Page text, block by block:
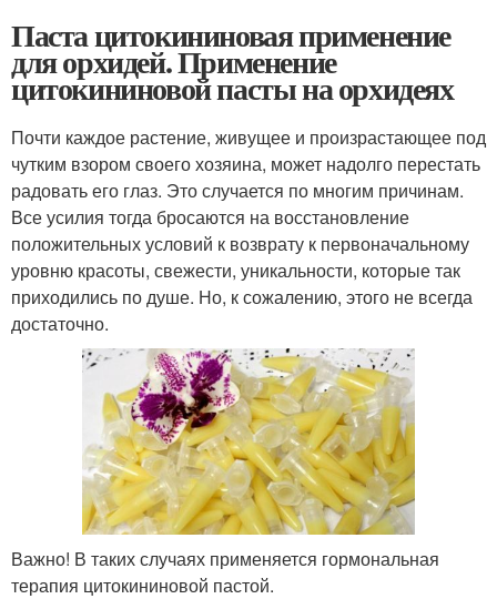
Паста цитокининовая применение
для орхидей. Применение
цитокининовой пасты на орхидеях
Почти каждое растение, живущее и произрастающее под
чутким взором своего хозяина, может надолго перестать
радовать его глаз. Это случается по многим причинам.
Все усилия тогда бросаются на восстановление
положительных условий к возврату к первоначальному
уровню красоты, свежести, уникальности, которые так
приходились по душе. Но, к сожалению, этого не всегда
достаточно.
Важно! В таких случаях применяется гормональная
терапия цитокининовой пастой.